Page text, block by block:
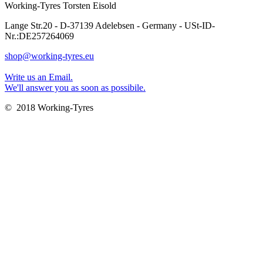
Working-Tyres Torsten Eisold
Lange Str.20 - D-37139 Adelebsen - Germany - USt-ID-
Nr.:DE257264069
shop@working-tyres.eu
Write us an Email.
We'll answer you as soon as possibile.
© 2018 Working-Tyres